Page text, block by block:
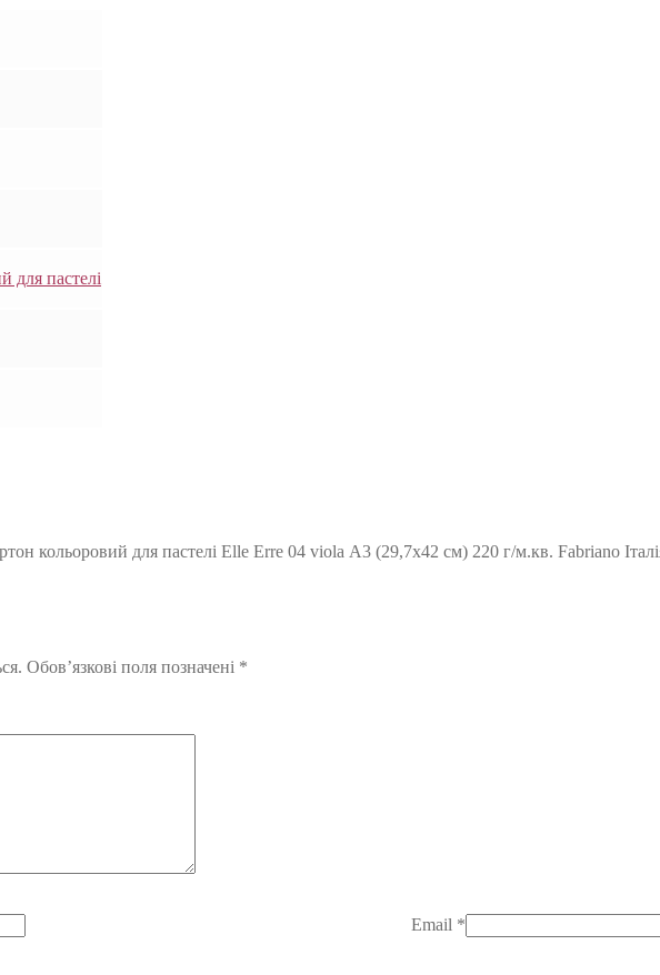
для пастелі
кольоровий для пастелі Elle Erre 04 viola А3 (29,7х42 см) 220 г/м.кв. Fabriano
Обов’язкові поля позначені *
Email *